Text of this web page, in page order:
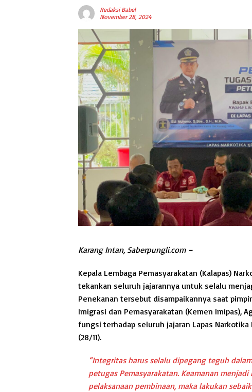
Redaksi Babel
November 28, 2024
Karang Intan, Saberpungli.com –
Kepala Lembaga Pemasyarakatan (Kalapas)
tekankan seluruh jajarannya untuk selalu
Penekanan tersebut disampaikannya saat
Imigrasi dan Pemasyarakatan (Kemen Imipas),
fungsi terhadap seluruh jajaran Lapas
(28/11).
“Integritas harus selalu dipegang teguh
petugas Pemasyarakatan. Keamanan
pelaksanaan pembinaan, maka lakukan